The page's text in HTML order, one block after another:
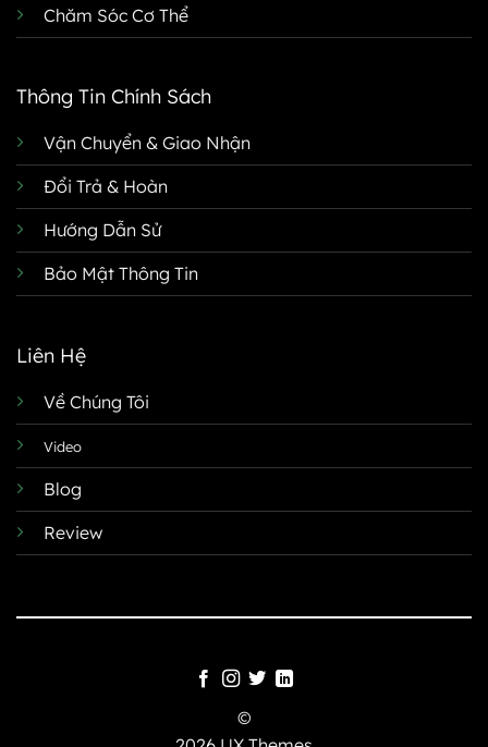
Chăm Sóc Cơ Thể
Thông Tin Chính Sách
Vận Chuyển & Giao Nhận
Đổi Trả & Hoàn
Hướng Dẫn Sử
Bảo Mật Thông Tin
Liên Hệ
Về Chúng Tôi
Video
Blog
Review
©